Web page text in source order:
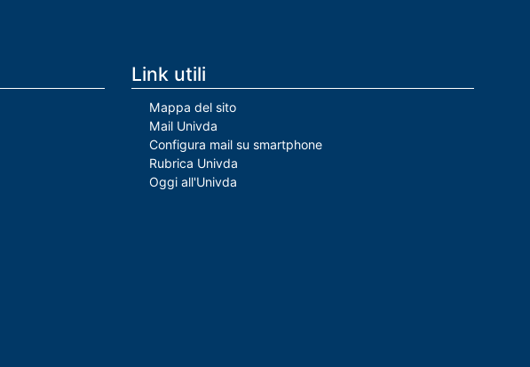
Link utili
Mappa del sito
Mail Univda
Configura mail su smartphone
Rubrica Univda
Oggi all'Univda